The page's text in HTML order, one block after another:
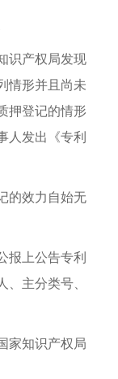
产权局发现
情形并且尚未
押登记的情形
人发出《专利
效力自始无
上公告专利
主分类号、
知识产权局